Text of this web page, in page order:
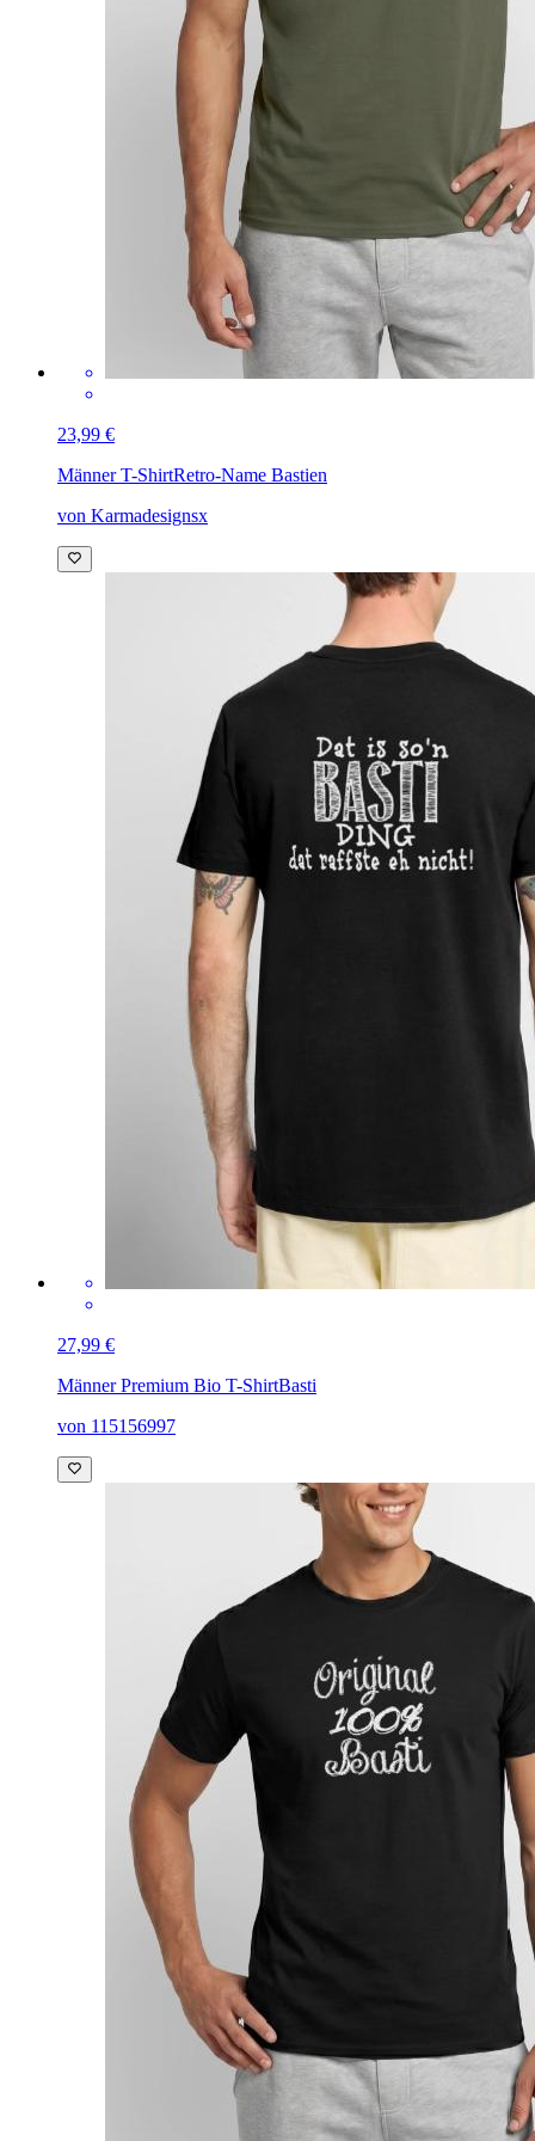
23,99 €
Männer T-ShirtRetro-Name Bastien
von Karmadesignsx
27,99 €
Männer Premium Bio T-ShirtBasti
von 115156997